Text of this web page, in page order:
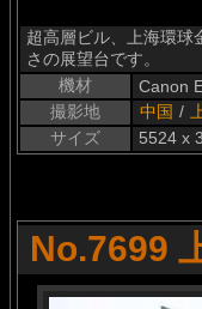
超高層ビル、上海環球
さの展望台です。
機材
Canon
撮影地
中国 /
サイズ
5524 x
No.7699